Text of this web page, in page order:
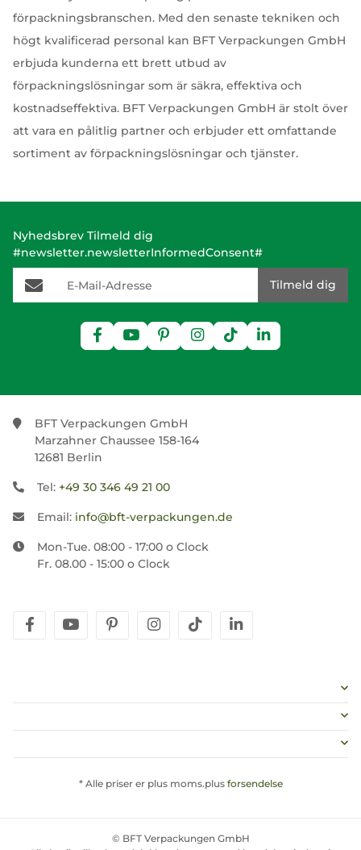
förpackningsbranschen. Med den senaste tekniken och
högt kvalificerad personal kan BFT Verpackungen GmbH
erbjuda kunderna ett brett utbud av
förpackningslösningar som är säkra, effektiva och
kostnadseffektiva. BFT Verpackungen GmbH är stolt över
att vara en pålitlig partner och erbjuder ett omfattande
sortiment av förpackningslösningar och tjänster.
Nyhedsbrev Tilmeld dig
#newsletter.newsletterInformedConsent#
E-Mail-Adresse
Tilmeld dig
BFT Verpackungen GmbH
Marzahner Chaussee 158-164
12681 Berlin
Tel: +49 30 346 49 21 00
Email: info@bft-verpackungen.de
Mon-Tue. 08:00 - 17:00 o Clock
Fr. 08.00 - 15:00 o Clock
facebookyoutubepinterestinstagram
tiktok
* Alle priser er plus moms.plus forsendelse
© BFT Verpackungen GmbH